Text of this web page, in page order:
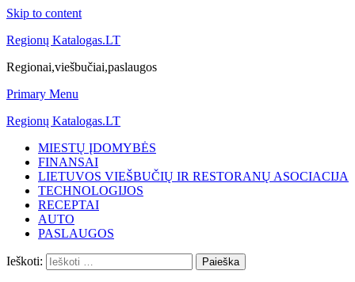
Skip to content
Regionų Katalogas.LT
Regionai,viešbučiai,paslaugos
Primary Menu
Regionų Katalogas.LT
MIESTŲ ĮDOMYBĖS
FINANSAI
LIETUVOS VIEŠBUČIŲ IR RESTORANŲ ASOCIACIJA
TECHNOLOGIJOS
RECEPTAI
AUTO
PASLAUGOS
Ieškoti: